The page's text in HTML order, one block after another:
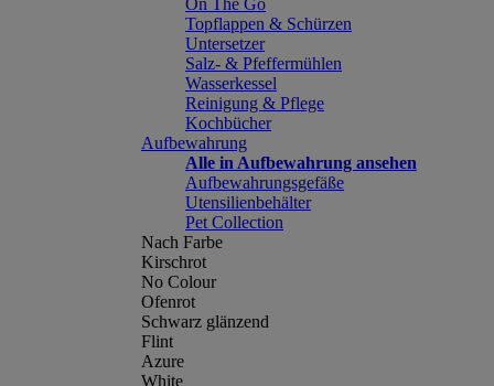
On The Go
Topflappen & Schürzen
Untersetzer
Salz- & Pfeffermühlen
Wasserkessel
Reinigung & Pflege
Kochbücher
Aufbewahrung
Alle in Aufbewahrung ansehen
Aufbewahrungsgefäße
Utensilienbehälter
Pet Collection
Nach Farbe
Kirschrot
No Colour
Ofenrot
Schwarz glänzend
Flint
Azure
White